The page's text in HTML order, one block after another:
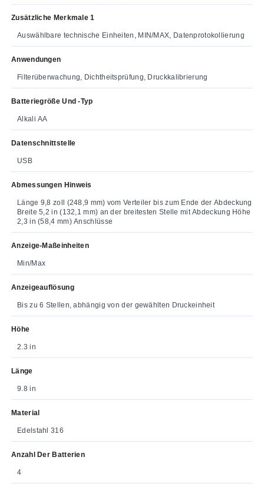
Zusätzliche Merkmale 1
Auswählbare technische Einheiten, MIN/MAX, Datenprotokollierung
Anwendungen
Filterüberwachung, Dichtheitsprüfung, Druckkalibrierung
Batteriegröße Und -typ
Alkali AA
Datenschnittstelle
USB
Abmessungen Hinweis
Länge 9,8 zoll (248,9 mm) vom Verteiler bis zum Ende der Abdeckung
Breite 5,2 in (132,1 mm) an der breitesten Stelle mit Abdeckung Höhe
2,3 in (58,4 mm) Anschlüsse
Anzeige-Maßeinheiten
Min/Max
Anzeigeauflösung
Bis zu 6 Stellen, abhängig von der gewählten Druckeinheit
Höhe
2.3 in
Länge
9.8 in
Material
Edelstahl 316
Anzahl Der Batterien
4